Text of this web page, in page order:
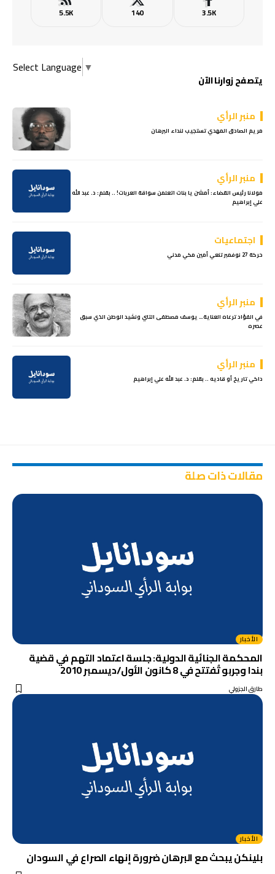
3.5K
140
5.5K
Select Language ▼
يتصفح زوارنا الآن
منبر الرأي
مريم الصادق المهدي تستجيب لنداء البرهان
منبر الرأي
مولانا رئيس القضاء: أمشن يا بنات اتعلمن سواقة العربات! .. بقلم: د. عبد الله
علي إبراهيم
اجتماعيات
حركة 27 نوفمبر تنعي أمين مكي مدني
منبر الرأي
في الفؤاد ترعاه العناية… يوسف مصطفى التني ونشيد الوطن الذي سبق
عصره
منبر الرأي
داكي تاريخ أو قاديه .. بقلم: د. عبد الله علي إبراهيم
مقالات ذات صلة
الأخبار
المحكمة الجنائية الدولية: جلسة اعتماد التهم في قضية
بندا وجربو تُفتتح في 8 كانون الأول/ديسمبر 2010
طارق الجزولي
الأخبار
بلينكن يبحث مع البرهان ضرورة إنهاء الصراع في السودان